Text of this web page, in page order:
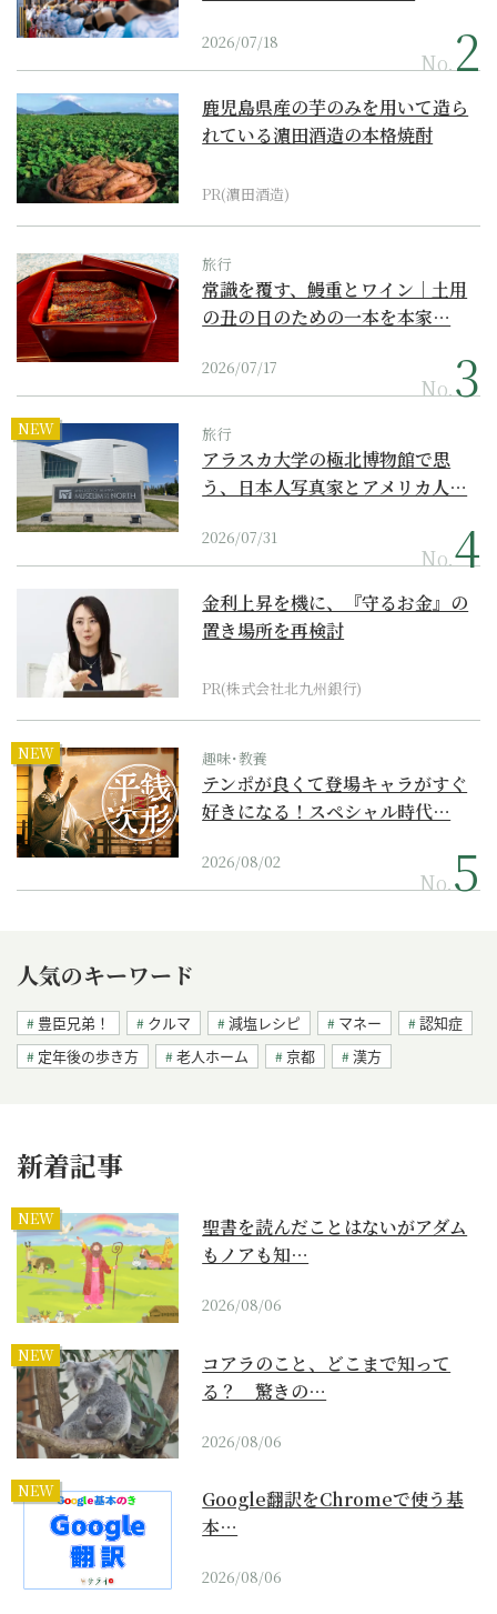
2026/07/18
No.
鹿児島県産の芋のみを用いて造ら
れている濵田酒造の本格焼酎
PR(濵田酒造)
旅行
常識を覆す、鰻重とワイン｜土用
の丑の日のための一本を本家…
2026/07/17
No.
NEW 旅行
アラスカ大学の極北博物館で思
う、日本人写真家とアメリカ人…
2026/07/31
No.
金利上昇を機に、『守るお金』の
置き場所を再検討
PR(株式会社北九州銀行)
NEW 趣味･教養
テンポが良くて登場キャラがすぐ
好きになる！スペシャル時代…
2026/08/02
No.
人気のキーワード
豊臣兄弟！ クルマ 減塩レシピ マネー
認知症
定年後の歩き方
老人ホーム 京都 漢方
新着記事
NEW
聖書を読んだことはないがアダム
もノアも知…
2026/08/06
NEW
コアラのこと、どこまで知って
る？ 驚きの…
2026/08/06
NEW
Google翻訳をChromeで使う基
本…
2026/08/06